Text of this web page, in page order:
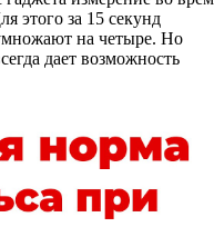
этого за 15 секунд
на четыре. Но
дает возможность